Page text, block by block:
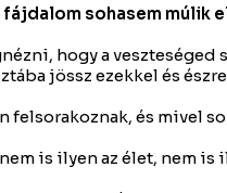
sohasem múlik
hogy a
jössz ezekkel és
felsorakoznak, és mivel
is ilyen az élet, nem is